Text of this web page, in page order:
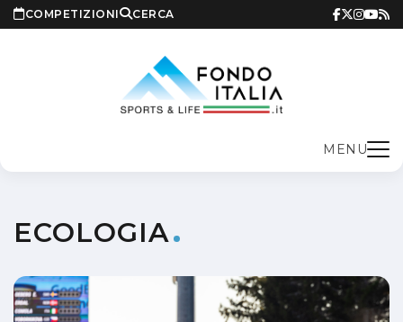
COMPETIZIONI CERCA
MENU
ECOLOGIA